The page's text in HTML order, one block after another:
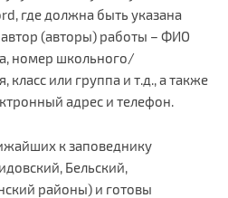
где должна быть указана
(авторы) работы – ФИО
номер школьного/
или группа и т.д., а также
адрес и телефон.
к заповеднику
Бельский,
районы) и готовы